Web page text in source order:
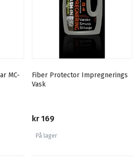
MC-
Fiber Protector Impregnerings
Vask
kr 169
På lager